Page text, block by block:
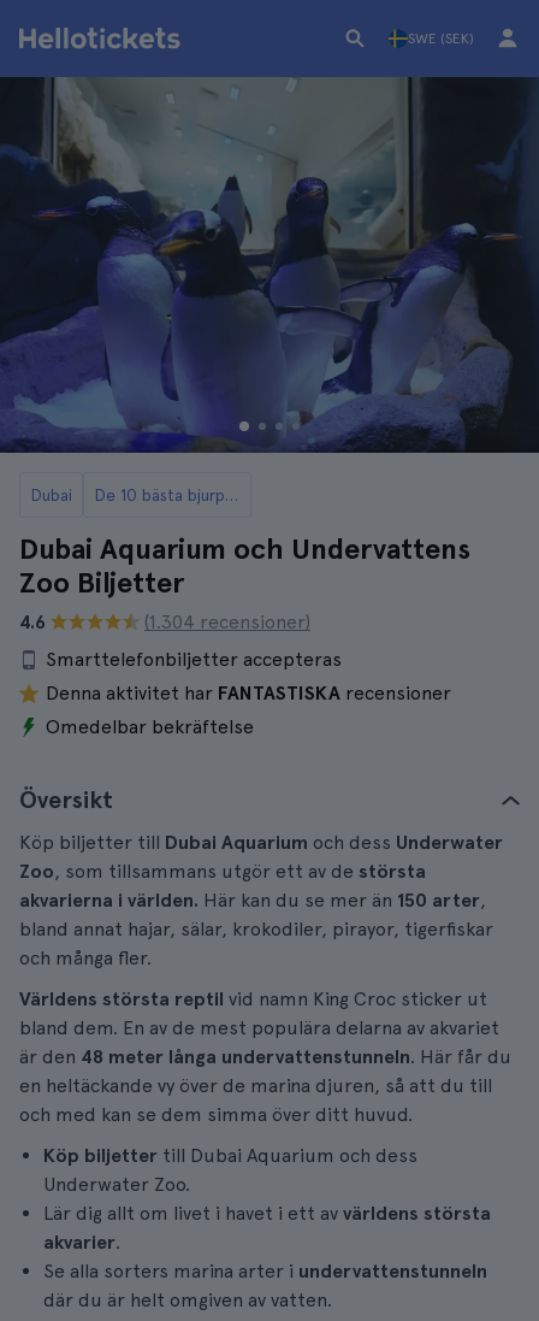
SWE (SEK)
Dubai De 10 bästa bjurparkerna och akvarierna i Dubai
Dubai Aquarium och Undervattens
Zoo Biljetter
4.6
(1.304 recensioner)
Smarttelefonbiljetter accepteras
Denna aktivitet har FANTASTISKA recensioner
Omedelbar bekräftelse
Översikt
Köp biljetter till Dubai Aquarium och dess Underwater
Zoo, som tillsammans utgör ett av de största
akvarierna i världen. Här kan du se mer än 150 arter,
bland annat hajar, sälar, krokodiler, pirayor, tigerfiskar
och många fler.
Världens största reptil vid namn King Croc sticker ut
bland dem. En av de mest populära delarna av akvariet
är den 48 meter långa undervattenstunneln. Här får du
en heltäckande vy över de marina djuren, så att du till
och med kan se dem simma över ditt huvud.
Köp biljetter till Dubai Aquarium och dess
Underwater Zoo.
Lär dig allt om livet i havet i ett av världens största
akvarier.
Se alla sorters marina arter i undervattenstunneln
där du är helt omgiven av vatten.